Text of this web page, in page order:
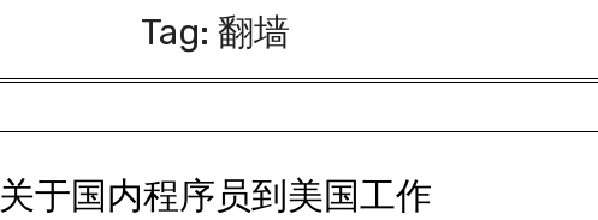
Tag:翻墙
关于国内程序员到美国工作